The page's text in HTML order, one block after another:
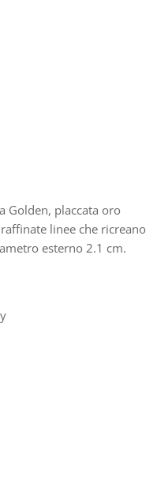
Golden, placcata oro
linee che ricreano
esterno 2.1 cm.